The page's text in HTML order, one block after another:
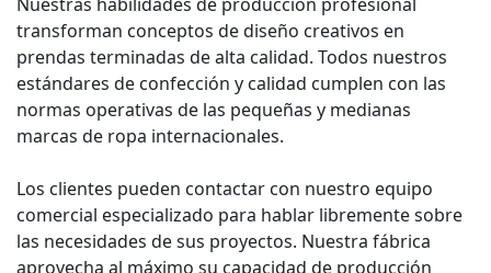
transforman conceptos de diseño creativos en
prendas terminadas de alta calidad. Todos nuestros
estándares de confección y calidad cumplen con las
normas operativas de las pequeñas y medianas
marcas de ropa internacionales.
Los clientes pueden contactar con nuestro equipo
comercial especializado para hablar libremente sobre
las necesidades de sus proyectos. Nuestra fábrica
aprovecha al máximo su capacidad de producción